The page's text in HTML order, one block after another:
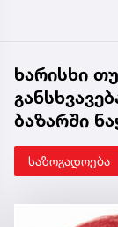
ხარისხი
ბაზარში
საზოგადოება